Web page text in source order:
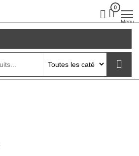
0
Menu